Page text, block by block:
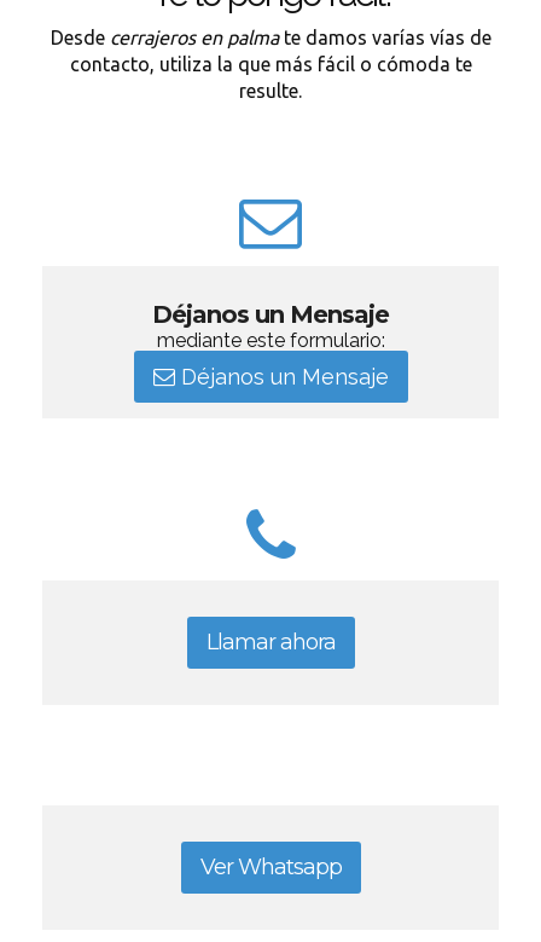
Desde cerrajeros en palmate damos varías vías de
contacto, utiliza la que más fácil o cómoda te
resulte.
Déjanos un Mensaje
mediante este formulario:
Déjanos un Mensaje
Llamar ahora
Ver Whatsapp